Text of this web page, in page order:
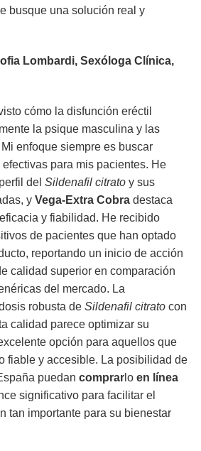
busque una solución real y
Lombardi, Sexóloga Clínica,
cómo la disfunción eréctil
la psique masculina y las
enfoque siempre es buscar
para mis pacientes. He
del Sildenafil citrato y sus
y Vega-Extra Cobra destaca
y fiabilidad. He recibido
de pacientes que han optado
reportando un inicio de acción
calidad superior en comparación
del mercado. La
robusta de Sildenafil citrato con
calidad parece optimizar su
opción para aquellos que
fiable y accesible. La posibilidad de
puedan comprar lo en línea
significativo para facilitar el
tan importante para su bienestar